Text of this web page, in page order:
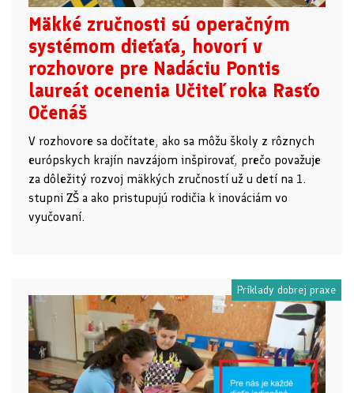
Mäkké zručnosti sú operačným
systémom dieťaťa, hovorí v
rozhovore pre Nadáciu Pontis
laureát ocenenia Učiteľ roka Rasťo
Očenáš
V rozhovore sa dočítate, ako sa môžu školy z rôznych
európskych krajín navzájom inšpirovať, prečo považuje
za dôležitý rozvoj mäkkých zručností už u detí na 1.
stupni ZŠ a ako pristupujú rodičia k inováciám vo
vyučovaní.
Príklady dobrej praxe